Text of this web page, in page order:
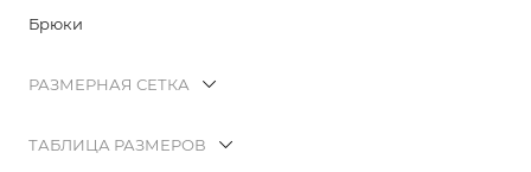
Брюки
РАЗМЕРНАЯ СЕТКА
ТАБЛИЦА РАЗМЕРОВ